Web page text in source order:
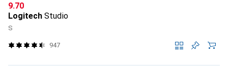
CHF
9.70
Logitech Studio
S
947